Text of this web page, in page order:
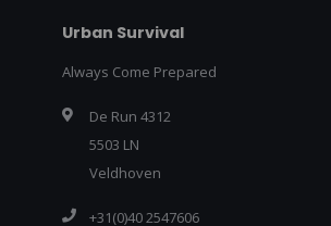
Urban Survival
Always Come Prepared
De Run 4312
5503 LN
Veldhoven
+31(0)40 2547606